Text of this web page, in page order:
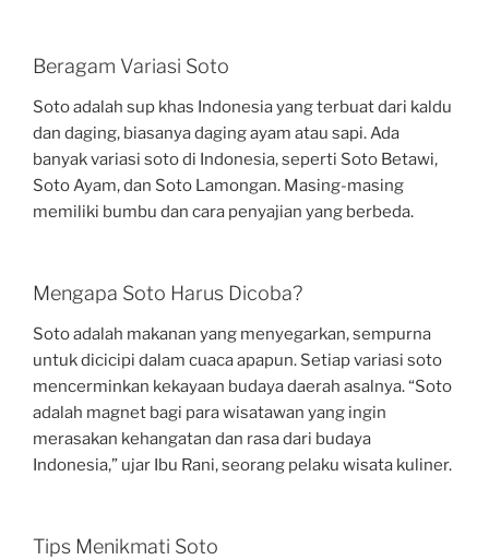
Beragam Variasi Soto
Soto adalah sup khas Indonesia yang terbuat dari kaldu
dan daging, biasanya daging ayam atau sapi. Ada
banyak variasi soto di Indonesia, seperti Soto Betawi,
Soto Ayam, dan Soto Lamongan. Masing-masing
memiliki bumbu dan cara penyajian yang berbeda.
Mengapa Soto Harus Dicoba?
Soto adalah makanan yang menyegarkan, sempurna
untuk dicicipi dalam cuaca apapun. Setiap variasi soto
mencerminkan kekayaan budaya daerah asalnya. “Soto
adalah magnet bagi para wisatawan yang ingin
merasakan kehangatan dan rasa dari budaya
Indonesia,” ujar Ibu Rani, seorang pelaku wisata kuliner.
Tips Menikmati Soto